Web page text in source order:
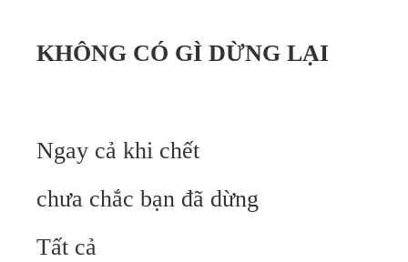
KHÔNG CÓ GÌ DỪNG LẠI
Ngay cả khi chết
chưa chắc bạn đã dừng
Tất cả